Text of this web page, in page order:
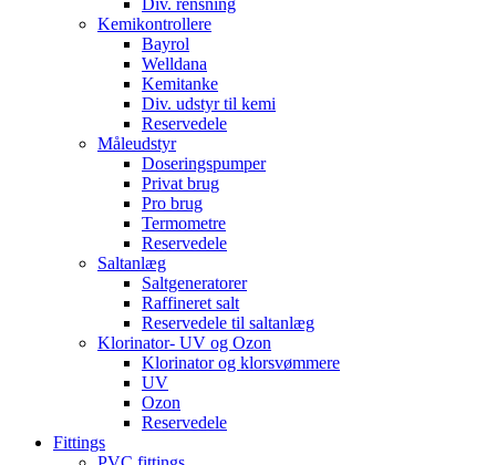
Div. rensning
Kemikontrollere
Bayrol
Welldana
Kemitanke
Div. udstyr til kemi
Reservedele
Måleudstyr
Doseringspumper
Privat brug
Pro brug
Termometre
Reservedele
Saltanlæg
Saltgeneratorer
Raffineret salt
Reservedele til saltanlæg
Klorinator- UV og Ozon
Klorinator og klorsvømmere
UV
Ozon
Reservedele
Fittings